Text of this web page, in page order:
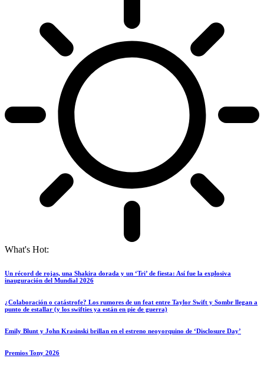
What's Hot:
Un récord de rojas, una Shakira dorada y un ‘Tri’ de fiesta: Así fue la explosiva
inauguración del Mundial 2026
¿Colaboración o catástrofe? Los rumores de un feat entre Taylor Swift y Sombr llegan a
punto de estallar (y los swifties ya están en pie de guerra)
Emily Blunt y John Krasinski brillan en el estreno neoyorquino de ‘Disclosure Day’
Premios Tony 2026